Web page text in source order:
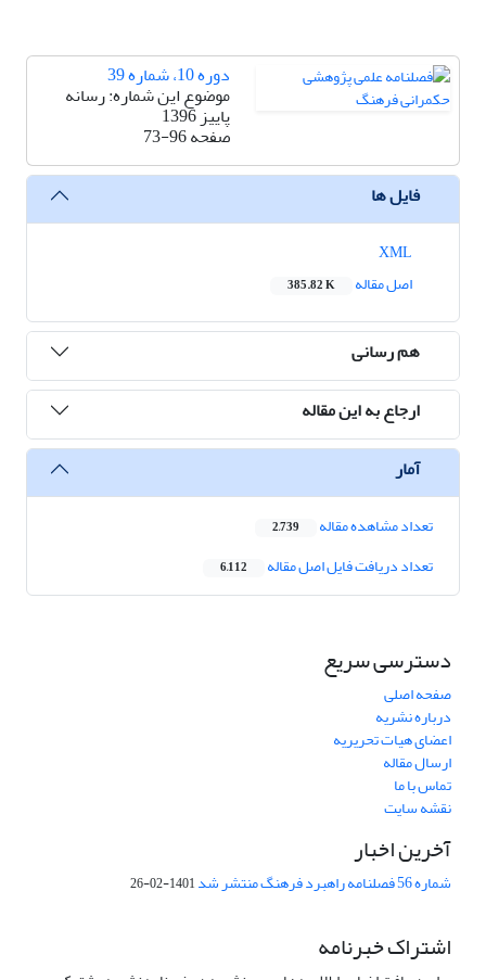
دوره 10، شماره 39
موضوع این شماره:‌ رسانه
پاییز 1396
صفحه73-96
فایل ها
اصل مقاله
385.82 K
هم رسانی
ارجاع به این مقاله
آمار
تعداد مشاهده مقاله 2,739
تعداد دریافت فایل اصل مقاله 6,112
دسترسی سریع
صفحه اصلی
درباره نشریه
اعضای هیات تحریریه
ارسال مقاله
تماس با ما
نقشه سایت
آخرین اخبار
شماره 56 فصلنامه راهبرد فرهنگ منتشر شد 1401-02-26
اشتراک خبرنامه